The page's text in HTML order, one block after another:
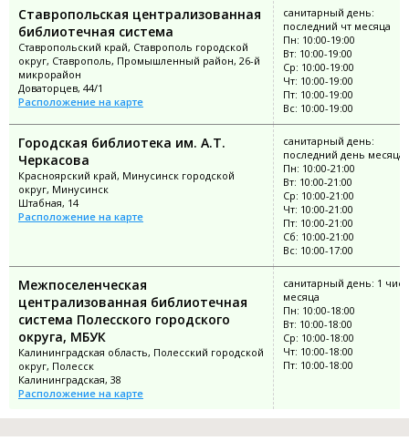
Ставропольская централизованная
библиотечная система
Ставропольский край, Ставрополь городской
округ, Ставрополь, Промышленный район, 26-й
микрорайон
Доваторцев, 44/1
Расположение на карте
санитарный день:
последний чт месяца
Пн: 10:00-19:00
Вт: 10:00-19:00
Ср: 10:00-19:00
Чт: 10:00-19:00
Пт: 10:00-19:00
Вс: 10:00-19:00
Городская библиотека им. А.Т.
Черкасова
Красноярский край, Минусинск городской
округ, Минусинск
Штабная, 14
Расположение на карте
санитарный день:
последний день месяца
Пн: 10:00-21:00
Вт: 10:00-21:00
Ср: 10:00-21:00
Чт: 10:00-21:00
Пт: 10:00-21:00
Сб: 10:00-21:00
Вс: 10:00-17:00
Межпоселенческая
централизованная библиотечная
система Полесского городского
округа, МБУК
Калининградская область, Полесский городской
округ, Полесск
Калининградская, 38
Расположение на карте
санитарный день: 1
месяца
Пн: 10:00-18:00
Вт: 10:00-18:00
Ср: 10:00-18:00
Чт: 10:00-18:00
Пт: 10:00-18:00